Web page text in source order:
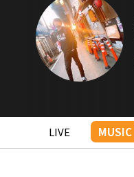
LIVE MUSIC